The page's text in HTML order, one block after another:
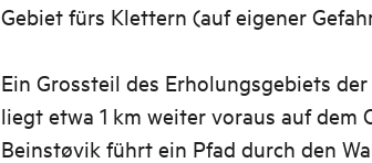
Gebiet fürs Klettern (auf eigener
Ein Grossteil des Erholungsgebiets
liegt etwa 1 km weiter voraus auf dem
Beinstøvik führt ein Pfad durch den